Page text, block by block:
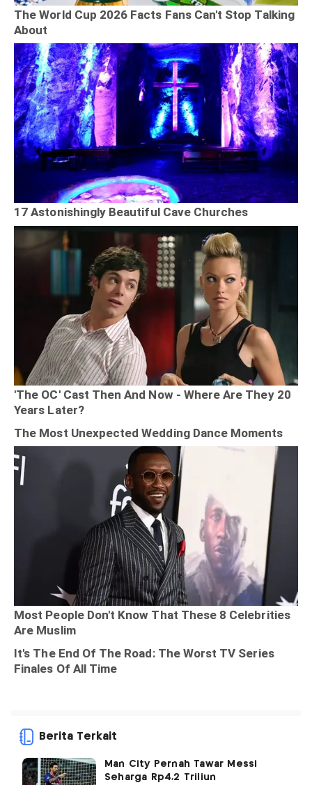
Berita Terkait
Man City Pernah Tawar Messi
Seharga Rp4,2 Triliun